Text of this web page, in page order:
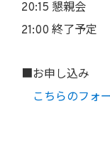
20:15 懇親会
21:00 終了予定
■お申し込み
こちらのフォ